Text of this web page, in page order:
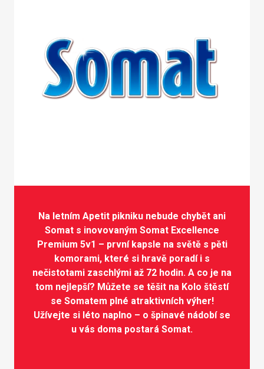
Na letním Apetit pikniku nebude chybět ani
Somat s inovovaným Somat Excellence
Premium 5v1 – první kapsle na světě s pěti
komorami, které si hravě poradí i s
nečistotami zaschlými až 72 hodin. A co je na
tom nejlepší? Můžete se těšit na Kolo štěstí
se Somatem plné atraktivních výher!
Užívejte si léto naplno – o špinavé nádobí se
u vás doma postará Somat.